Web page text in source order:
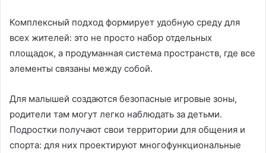
Комплексный подход формирует удобную среду для
всех жителей: это не просто набор отдельных
площадок, а продуманная система пространств, где все
элементы связаны между собой.
Для малышей создаются безопасные игровые зоны,
родители там могут легко наблюдать за детьми.
Подростки получают свои территории для общения и
спорта: для них проектируют многофункциональные